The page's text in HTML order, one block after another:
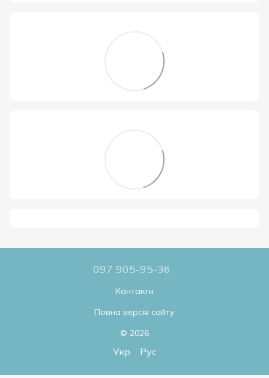
097 905-95-36
Контакти
Повна версія сайту
© 2026
Укр Рус